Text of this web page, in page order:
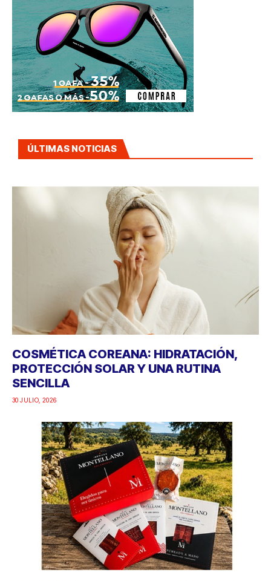
ÚLTIMAS NOTICIAS
COSMÉTICA COREANA: HIDRATACIÓN,
PROTECCIÓN SOLAR Y UNA RUTINA
SENCILLA
30 JULIO, 2026